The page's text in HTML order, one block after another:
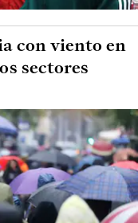
con viento en
sectores